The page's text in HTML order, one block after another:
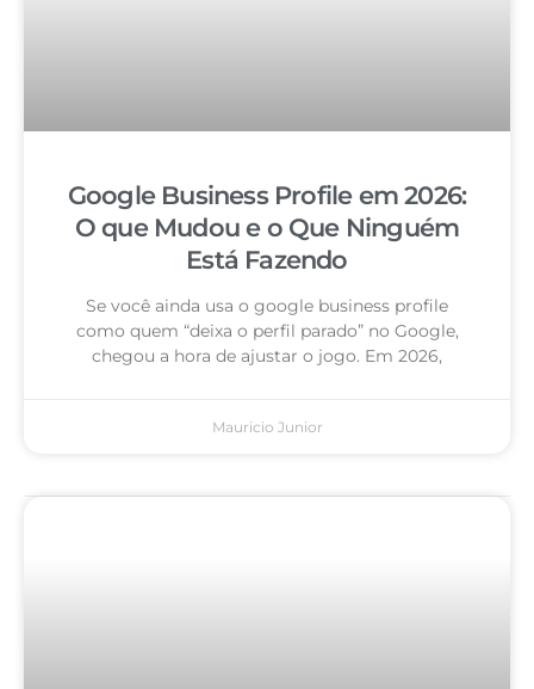
Google Business Profile em 2026:
O que Mudou e o Que Ninguém
Está Fazendo
Se você ainda usa o google business profile
como quem “deixa o perfil parado” no Google,
chegou a hora de ajustar o jogo. Em 2026,
Mauricio Junior